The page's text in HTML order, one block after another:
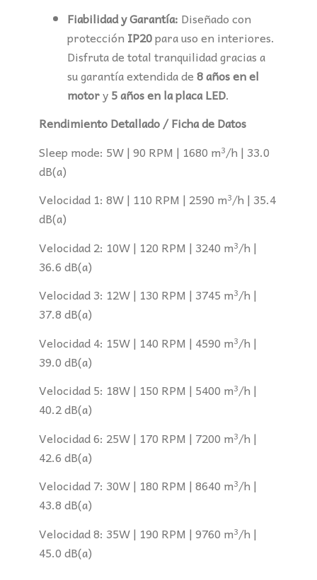
Fiabilidad y Garantía: Diseñado con
protección IP20para uso en interiores.
Disfruta de total tranquilidad gracias a
su garantía extendida de8 años en el
motory5 años en la placa LED.
Rendimiento Detallado / Ficha de Datos
Sleep mode: 5W | 90 RPM | 1680 m³/h | 33.0
dB(a)
Velocidad 1: 8W | 110 RPM | 2590 m³/h | 35.4
dB(a)
Velocidad 2: 10W | 120 RPM | 3240 m³/h |
36.6 dB(a)
Velocidad 3: 12W | 130 RPM | 3745 m³/h |
37.8 dB(a)
Velocidad 4: 15W | 140 RPM | 4590 m³/h |
39.0 dB(a)
Velocidad 5: 18W | 150 RPM | 5400 m³/h |
40.2 dB(a)
Velocidad 6: 25W | 170 RPM | 7200 m³/h |
42.6 dB(a)
Velocidad 7: 30W | 180 RPM | 8640 m³/h |
43.8 dB(a)
Velocidad 8: 35W | 190 RPM | 9760 m³/h |
45.0 dB(a)